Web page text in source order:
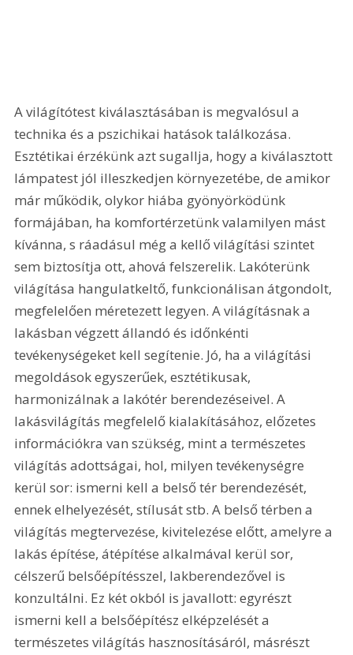
A világítótest kiválasztásában is megvalósul a
technika és a pszichikai hatások találkozása.
Esztétikai érzékünk azt sugallja, hogy a kiválasztott
lámpatest jól illeszkedjen környezetébe, de amikor
már működik, olykor hiába gyönyörködünk
formájában, ha komfortérzetünk valamilyen mást
kívánna, s ráadásul még a kellő világítási szintet
sem biztosítja ott, ahová felszerelik. Lakóterünk
világítása hangulatkeltő, funkcionálisan átgondolt,
megfelelően méretezett legyen. A világításnak a
lakásban végzett állandó és időnkénti
tevékenységeket kell segítenie. Jó, ha a világítási
megoldások egyszerűek, esztétikusak,
harmonizálnak a lakótér berendezéseivel. A
lakásvilágítás megfelelő kialakításához, előzetes
információkra van szükség, mint a természetes
világítás adottságai, hol, milyen tevékenységre
kerül sor: ismerni kell a belső tér berendezését,
ennek elhelyezését, stílusát stb. A belső térben a
világítás megtervezése, kivitelezése előtt, amelyre a
lakás építése, átépítése alkalmával kerül sor,
célszerű belsőépítésszel, lakberendezővel is
konzultálni. Ez két okból is javallott: egyrészt
ismerni kell a belsőépítész elképzelését a
természetes világítás hasznosításáról, másrészt